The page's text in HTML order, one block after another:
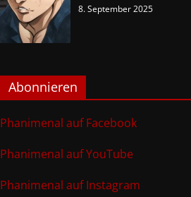
8. September 2025
Abonnieren
Phanimenal auf Facebook
Phanimenal auf YouTube
Phanimenal auf Instagram